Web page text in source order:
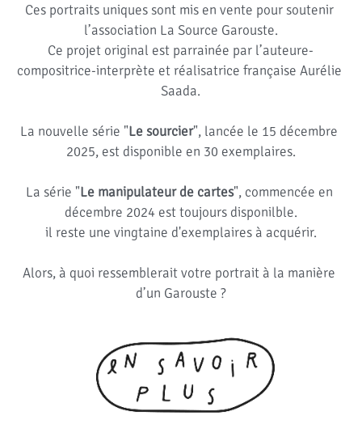
Ces portraits uniques sont mis en vente pour soutenir
l’association La Source Garouste.
Ce projet original est parrainée par l’auteure-
compositrice-interprète et réalisatrice française Aurélie
Saada.
La nouvelle série "Le sourcier", lancée le 15 décembre
2025, est disponible en 30 exemplaires.
La série "Le manipulateur de cartes", commencée en
décembre 2024 est toujours disponilble.
il reste une vingtaine d'exemplaires à acquérir.
Alors, à quoi ressemblerait votre portrait à la manière
d’un Garouste ?